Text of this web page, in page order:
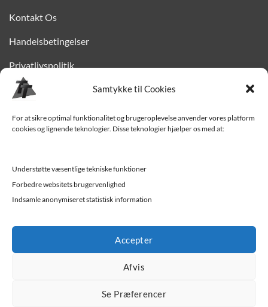
Samtykke til Cookies
For at sikre optimal funktionalitet og brugeroplevelse anvender vores platform
cookies og lignende teknologier. Disse teknologier hjælper os med at:
Understøtte væsentlige tekniske funktioner
Forbedre websitets brugervenlighed
Indsamle anonymiseret statistisk information
Accepter
Afvis
Se Præferencer
Kontakt Os
Handelsbetingelser
Privatlivspolitik
Finansiering
Levering til Sjælland
Værksted